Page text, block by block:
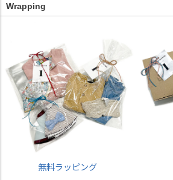
Wrapping
無料ラッピング